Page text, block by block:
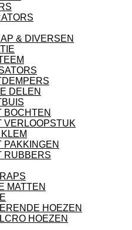
& DIVERSEN
DELEN
BOCHTEN
VERLOOPSTUK
PAKKINGEN
RUBBERS
MATTEN
HOEZEN
HOEZEN